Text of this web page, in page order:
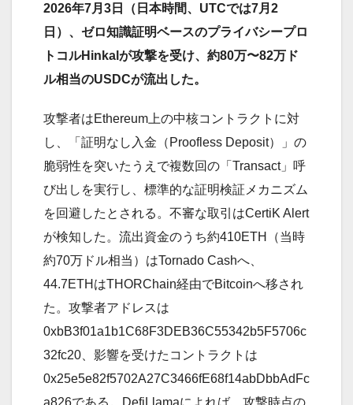
2026年7月3日（日本時間、UTCでは7月2
日）、ゼロ知識証明ベースのプライバシープロ
トコルHinkalが攻撃を受け、約80万〜82万ド
ル相当のUSDCが流出した。
攻撃者はEthereum上の中核コントラクトに対
し、「証明なし入金（Proofless Deposit）」の
脆弱性を突いたうえで複数回の「Transact」呼
び出しを実行し、標準的な証明検証メカニズム
を回避したとされる。不審な取引はCertiK Alert
が検知した。流出資金のうち約410ETH（当時
約70万ドル相当）はTornado Cashへ、
44.7ETHはTHORChain経由でBitcoinへ移され
た。攻撃者アドレスは
0xbB3f01a1b1C68F3DEB36C55342b5F5706c
32fc20、影響を受けたコントラクトは
0x25e5e82f5702A27C3466fE68f14abDbbAdFc
a826である。DefiLlamaによれば、攻撃時点の